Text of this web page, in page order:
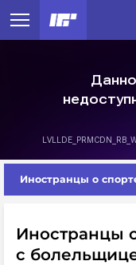
Иностранцы о
Иностранцы
с